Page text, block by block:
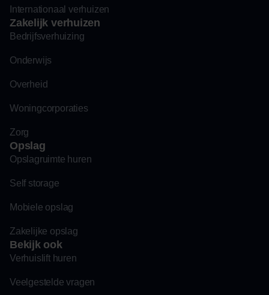
Internationaal verhuizen
Zakelijk verhuizen
Bedrijfsverhuizing
Onderwijs
Overheid
Woningcorporaties
Zorg
Opslag
Opslagruimte huren
Self storage
Mobiele opslag
Zakelijke opslag
Bekijk ook
Verhuislift huren
Veelgestelde vragen